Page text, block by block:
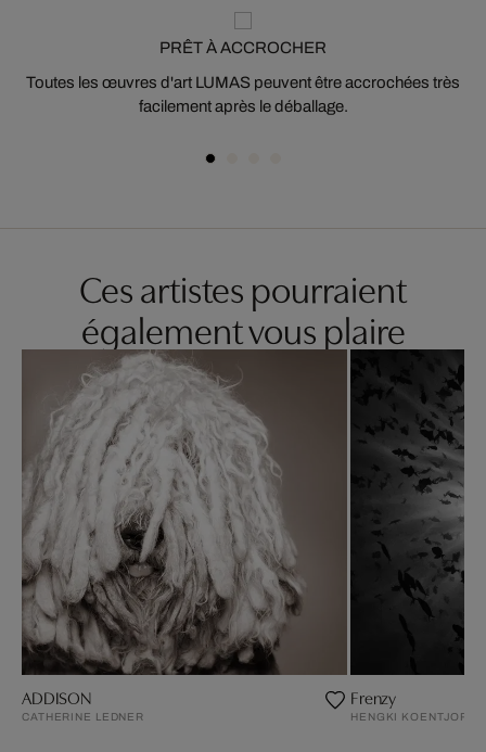
PRÊT À ACCROCHER
Toutes les œuvres d'art LUMAS peuvent être accrochées très
facilement après le déballage.
Ces artistes pourraient
également vous plaire
ADDISON
CATHERINE LEDNER
Frenzy
HENGKI KOENTJORO